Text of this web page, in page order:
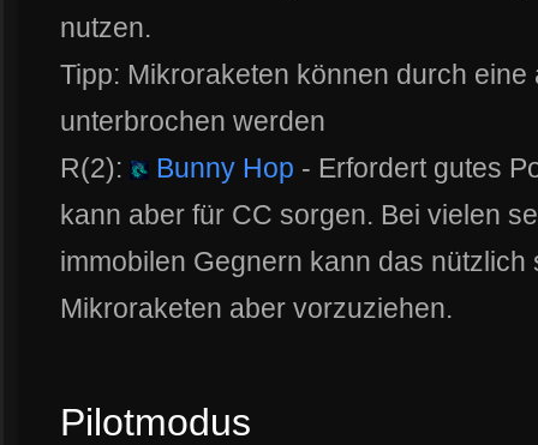
nutzen.
Tipp: Mikroraketen können durch eine
unterbrochen werden
R(2):
Bunny Hop - Erfordert gutes
kann aber für CC sorgen. Bei vielen
immobilen Gegnern kann das nützlich
Mikroraketen aber vorzuziehen.
Pilotmodus